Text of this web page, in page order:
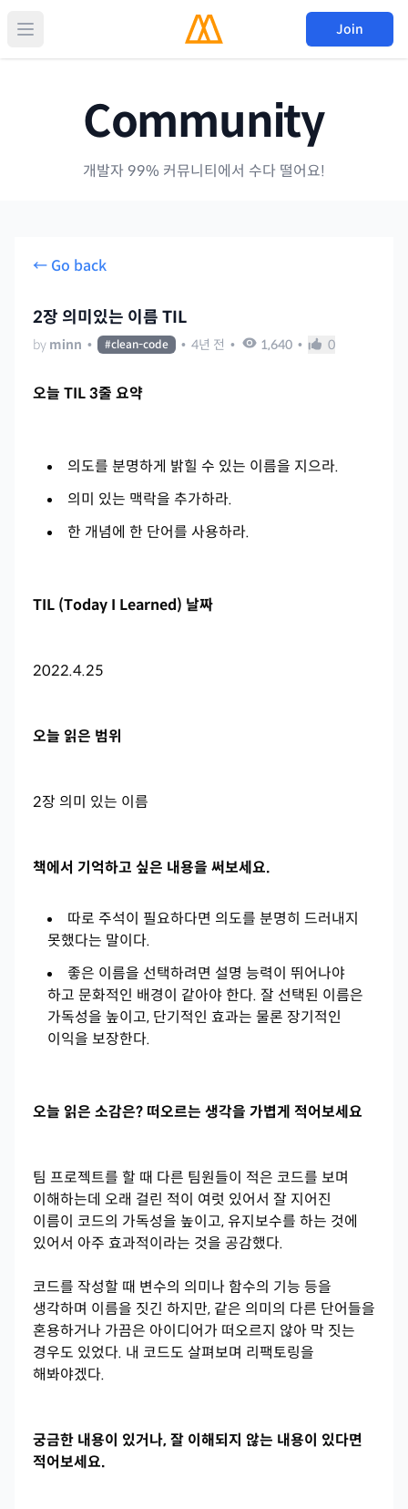
Join
Community
개발자 99% 커뮤니티에서 수다 떨어요!
← Go back
2장 의미있는 이름 TIL
by minn • #clean-code • 4년 전 • 1,640 • 0
오늘 TIL 3줄 요약
의도를 분명하게 밝힐 수 있는 이름을 지으라.
의미 있는 맥락을 추가하라.
한 개념에 한 단어를 사용하라.
TIL (Today I Learned) 날짜
2022.4.25
오늘 읽은 범위
2장 의미 있는 이름
책에서 기억하고 싶은 내용을 써보세요.
따로 주석이 필요하다면 의도를 분명히 드러내지
못했다는 말이다.
좋은 이름을 선택하려면 설명 능력이 뛰어나야
하고 문화적인 배경이 같아야 한다. 잘 선택된 이름은
가독성을 높이고, 단기적인 효과는 물론 장기적인
이익을 보장한다.
오늘 읽은 소감은? 떠오르는 생각을 가볍게 적어보세요
팀 프로젝트를 할 때 다른 팀원들이 적은 코드를 보며
이해하는데 오래 걸린 적이 여럿 있어서 잘 지어진
이름이 코드의 가독성을 높이고, 유지보수를 하는 것에
있어서 아주 효과적이라는 것을 공감했다.
코드를 작성할 때 변수의 의미나 함수의 기능 등을
생각하며 이름을 짓긴 하지만, 같은 의미의 다른 단어들을
혼용하거나 가끔은 아이디어가 떠오르지 않아 막 짓는
경우도 있었다. 내 코드도 살펴보며 리팩토링을
해봐야겠다.
궁금한 내용이 있거나, 잘 이해되지 않는 내용이 있다면
적어보세요.